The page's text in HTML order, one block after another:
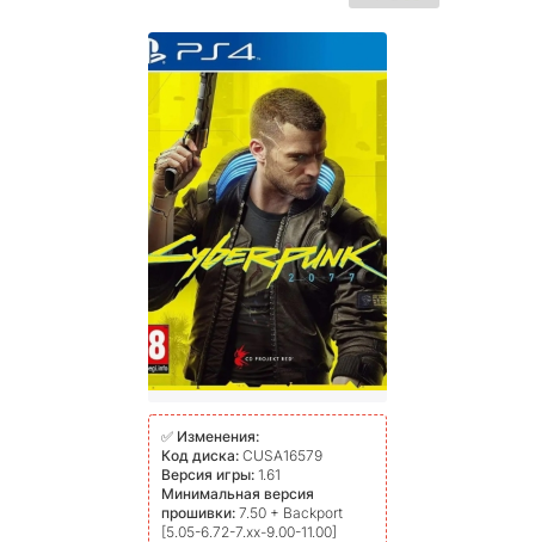
✅ Изменения:
Код диска: CUSA16579
Версия игры: 1.61
Минимальная версия
прошивки: 7.50 + Backport
[5.05-6.72-7.xx-9.00-11.00]